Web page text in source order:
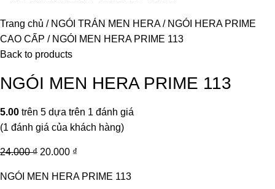
Trang chủ NGÓI TRÁN MEN HERA
NGÓI HERA PRIME
CAO CẤP
NGÓI MEN HERA PRIME 113
Back to products
NGÓI MEN HERA PRIME 113
5.00 trên 5 dựa trên 1 đánh giá
(1 đánh giá của khách hàng)
24.000₫ 20.000 ₫
NGÓI MEN HERA PRIME 113